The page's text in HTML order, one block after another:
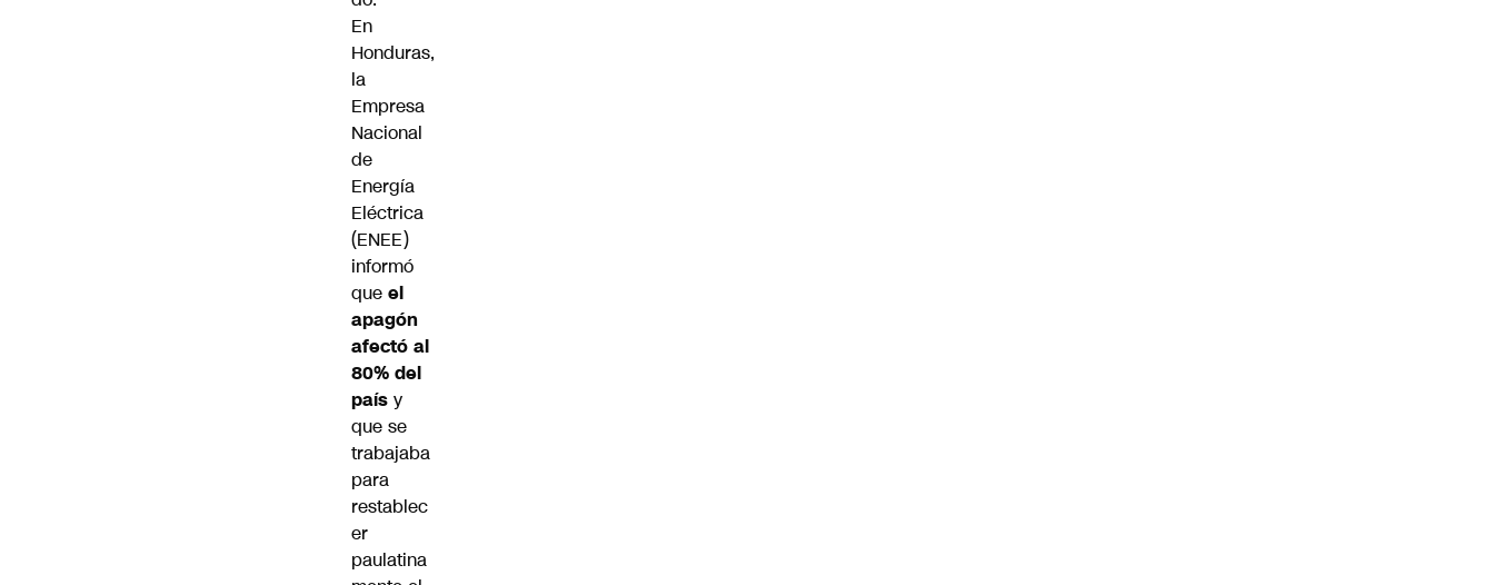
En
Honduras,
la
Empresa
Nacional
de
Energía
Eléctrica
(ENEE)
informó
que el
apagón
afectó al
80% del
país y
que se
trabajaba
para
restablec
er
paulatina